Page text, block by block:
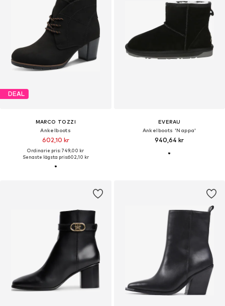
DEAL
MARCO TOZZI
Ankelboots
602,10 kr
Ordinarie pris: 749,00 kr
Senaste lägsta pris:602,10 kr
EVERAU
Ankelboots 'Nappa'
940,64 kr